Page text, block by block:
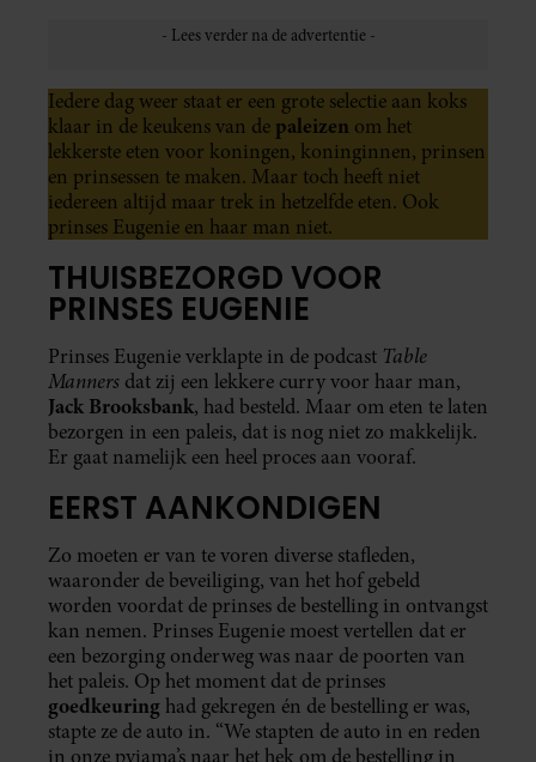
Iedere dag weer staat er een grote selectie aan koks
klaar in de keukens van de paleizen om het
lekkerste eten voor koningen, koninginnen, prinsen
en prinsessen te maken. Maar toch heeft niet
iedereen altijd maar trek in hetzelfde eten. Ook
prinses Eugenie en haar man niet.
THUISBEZORGD VOOR
PRINSES EUGENIE
Prinses Eugenie verklapte in de podcast Table
Manners dat zij een lekkere curry voor haar man,
Jack Brooksbank, had besteld. Maar om eten te laten
bezorgen in een paleis, dat is nog niet zo makkelijk.
Er gaat namelijk een heel proces aan vooraf.
EERST AANKONDIGEN
Zo moeten er van te voren diverse stafleden,
waaronder de beveiliging, van het hof gebeld
worden voordat de prinses de bestelling in ontvangst
kan nemen. Prinses Eugenie moest vertellen dat er
een bezorging onderweg was naar de poorten van
het paleis. Op het moment dat de prinses
goedkeuring had gekregen én de bestelling er was,
stapte ze de auto in. “We stapten de auto in en reden